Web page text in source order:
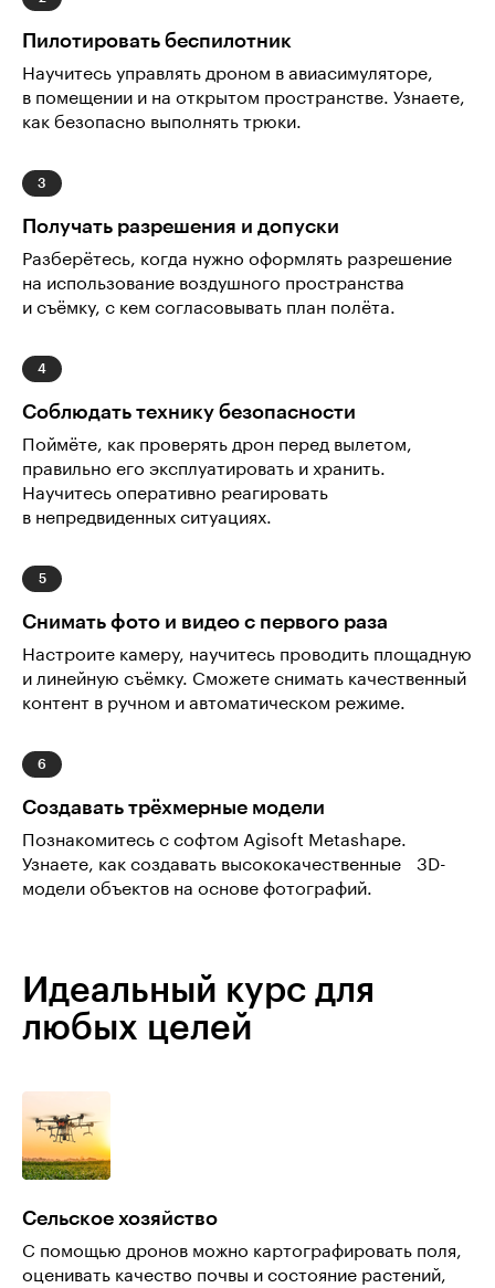
Пилотировать беспилотник
Научитесь управлять дроном в авиасимуляторе,
в помещении и на открытом пространстве. Узнаете,
как безопасно выполнять трюки.
Получать разрешения и допуски
Разберётесь, когда нужно оформлять разрешение
на использование воздушного пространства
и съёмку, с кем согласовывать план полёта.
Соблюдать технику безопасности
Поймёте, как проверять дрон перед вылетом,
правильно его эксплуатировать и хранить.
Научитесь оперативно реагировать
в непредвиденных ситуациях.
Снимать фото и видео с первого раза
Настроите камеру, научитесь проводить площадную
и линейную съёмку. Сможете снимать качественный
контент в ручном и автоматическом режиме.
Создавать трёхмерные модели
Познакомитесь с софтом Agisoft Metashape.
Узнаете, как создавать высококачественные 3D-
модели объектов на основе фотографий.
Идеальный курс для
любых целей
Сельское хозяйство
С помощью дронов можно картографировать поля,
оценивать качество почвы и состояние растений,